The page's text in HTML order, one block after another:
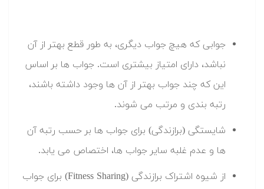
جوابی که هیچ جواب دیگری، به طور قطع بهتر از آن
نباشد، دارای امتیاز بیشتری است. جواب ها بر اساس
این که چند جواب بهتر از آن ها وجود داشته باشند،
رتبه بندی و مرتب می شوند.
شایستگی (برازندگی) برای جواب ها بر حسب رتبه آن
ها و عدم غلبه سایر جواب ها، اختصاص می یابد.
از شیوه اشتراک برازندگی (Fitness Sharing) برای جواب